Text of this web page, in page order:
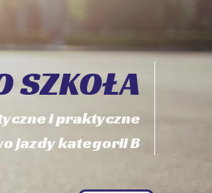
SZKOŁA
i praktyczne
jazdy kategorii B